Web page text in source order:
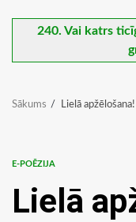
240. Vai katrs
Sākums Lielā
E-POĒZIJA
Lielā